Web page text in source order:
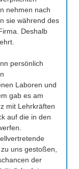
nehmen nach
sie während des
Deshalb
persönlich
Laboren und
gab es am
mit Lehrkräften
auf die in den
uns gestoßen,
der